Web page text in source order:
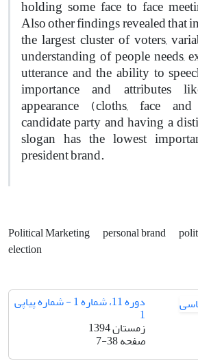
holding some face to face
Also other findings revealed that
the largest cluster of voters,
understanding of people needs,
utterance and the ability to
importance and attributes
appearance (cloths, face
candidate party and having a
slogan has the lowest
president brand.
Political Marketing personal brand
election
دوره 11، شماره 1 - شماره پیاپی
1
زمستان 1394
صفحه7-38